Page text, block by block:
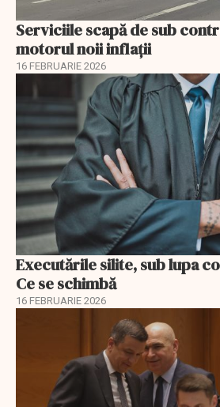
Serviciile scapă de sub
motorul noii inflații
16 FEBRUARIE 2026
Executările silite, sub lupa
Ce se schimbă
16 FEBRUARIE 2026